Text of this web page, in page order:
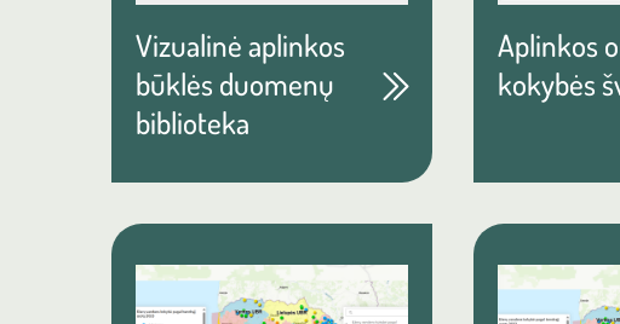
Vizualinė aplinkos
būklės duomenų
biblioteka
Aplinkos
kokybės